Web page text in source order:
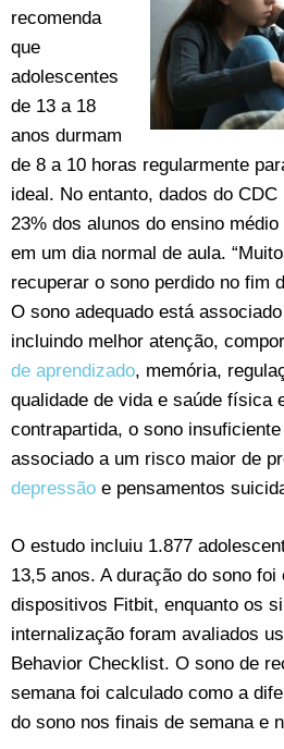
recomenda
que
adolescentes
de 13 a 18
anos durmam
de 8 a 10 horas regularmente
ideal. No entanto, dados do
23% dos alunos do ensino
em um dia normal de aula.
recuperar o sono perdido no fim
O sono adequado está
incluindo melhor atenção,
de aprendizado, memória,
qualidade de vida e saúde física
contrapartida, o sono
associado a um risco maior de
depressão e pensamentos
O estudo incluiu 1.877
13,5 anos. A duração do sono foi
dispositivos Fitbit, enquanto os
internalização foram avaliados
Behavior Checklist. O sono de
semana foi calculado como a
do sono nos finais de semana e